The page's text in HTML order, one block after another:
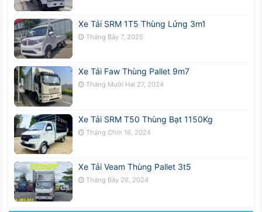
Xe Tải SRM 1T5 Thùng Lửng 3m1
Tháng Bảy 7, 2025
Xe Tải Faw Thùng Pallet 9m7
Tháng Mười Hai 27, 2024
Xe Tải SRM T50 Thùng Bạt 1150Kg
Tháng Chín 16, 2024
Xe Tải Veam Thùng Pallet 3t5
Tháng Bảy 26, 2024